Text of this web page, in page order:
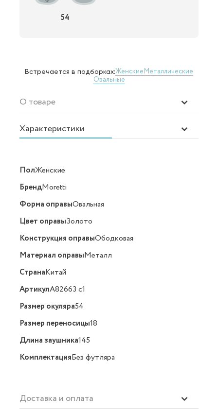
54
Встречается в подборках:ЖенскиеМеталлические
Овальные
О товаре
Характеристики
ПолЖенские
БрендMoretti
Форма оправыОвальная
Цвет оправыЗолото
Конструкция оправыОбодковая
Материал оправыМеталл
СтранаКитай
АртикулA82663 c1
Размер окуляра54
Размер переносицы18
Длина заушника145
КомплектацияБез футляра
Доставка и оплата